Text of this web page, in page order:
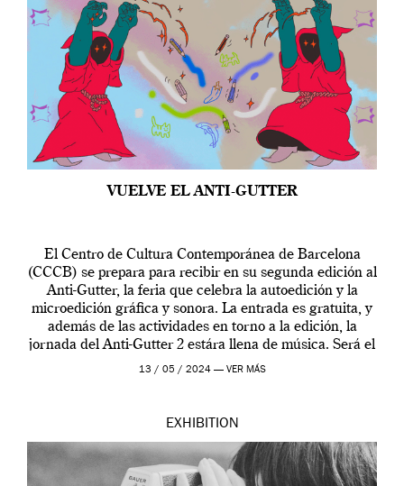
VUELVE EL ANTI-GUTTER
El Centro de Cultura Contemporánea de Barcelona
(CCCB) se prepara para recibir en su segunda edición al
Anti-Gutter, la feria que celebra la autoedición y la
microedición gráfica y sonora. La entrada es gratuita, y
además de las actividades en torno a la edición, la
jornada del Anti-Gutter 2 estára llena de música. Será el
[…]
13 / 05 / 2024 — VER MÁS
EXHIBITION